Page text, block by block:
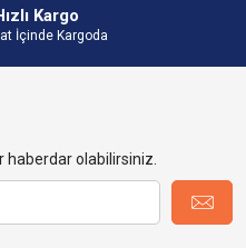
Kargo
İçinde Kargoda
olabilirsiniz.